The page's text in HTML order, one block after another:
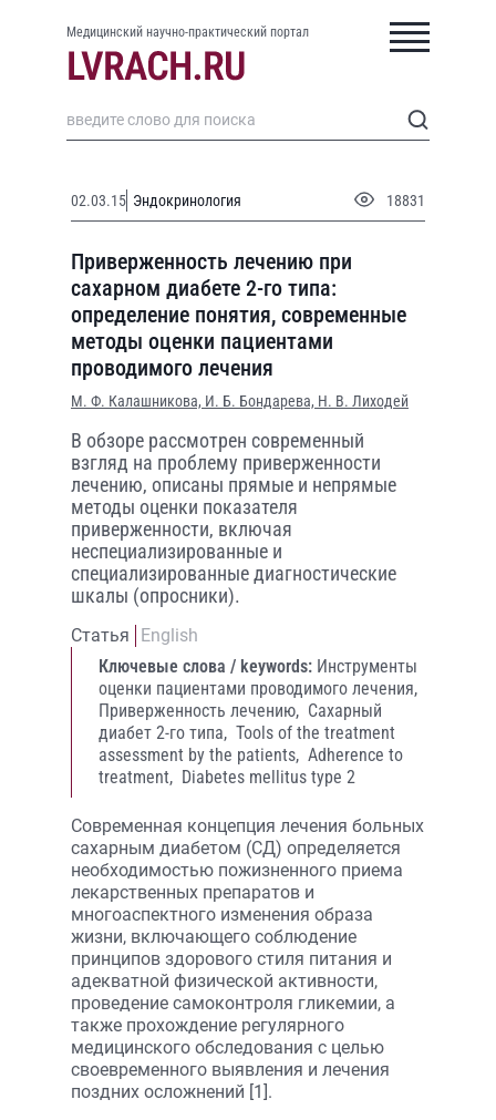
Медицинский научно-практический портал
02.03.15 Эндокринология 18831
Приверженность лечению при
сахарном диабете 2-го типа:
определение понятия, современные
методы оценки пациентами
проводимого лечения
М. Ф. Калашникова, И. Б. Бондарева, Н. В. Лиходей
В обзоре рассмотрен современный
взгляд на проблему приверженности
лечению, описаны прямые и непрямые
методы оценки показателя
приверженности, включая
неспециализированные и
специализированные диагностические
шкалы (опросники).
Статья
English
Ключевые слова / keywords: Инструменты
оценки пациентами проводимого лечения,
Приверженность лечению, Сахарный
диабет 2-го типа, Tools of the treatment
assessment by the patients, Adherence to
treatment, Diabetes mellitus type 2
Современная концепция лечения больных
сахарным диабетом (СД) определяется
необходимостью пожизненного приема
лекарственных препаратов и
многоаспектного изменения образа
жизни, включающего соблюдение
принципов здорового стиля питания и
адекватной физической активности,
проведение самоконтроля гликемии, а
также прохождение регулярного
медицинского обследования с целью
своевременного выявления и лечения
поздних осложнений [1].